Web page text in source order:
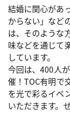
結婚に関心があ
からない」など
は、そのような
味などを通じて
しています。
今回は、400人
催！TOC有明で
を光で彩るイベ
いただきます。